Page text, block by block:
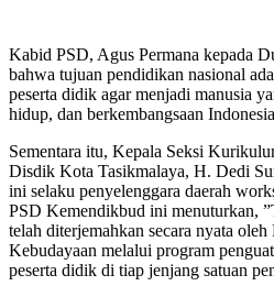
Kabid PSD, Agus Permana kepada
bahwa tujuan pendidikan nasional
peserta didik agar menjadi manusia
hidup, dan berkembangsaan
Sementara itu, Kepala Seksi
Disdik Kota Tasikmalaya, H. Dedi
ini selaku penyelenggara daerah
PSD Kemendikbud ini menuturkan,
telah diterjemahkan secara nyata
Kebudayaan melalui program
peserta didik di tiap jenjang satuan